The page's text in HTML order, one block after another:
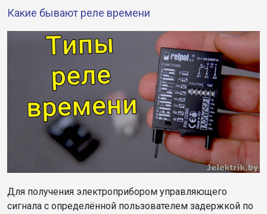
Какие бывают реле времени
Для получения электроприбором управляющего
сигнала с определённой пользователем задержкой по